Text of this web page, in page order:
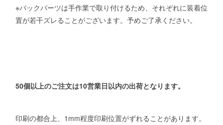
※バックパーツは手作業で取り付けるため、それぞれに装着位
置が若干ズレることがございます。予めご了承ください。
50個以上のご注文は10営業日以内の出荷となります。
印刷の都合上、1mm程度印刷位置がずれることがあります。